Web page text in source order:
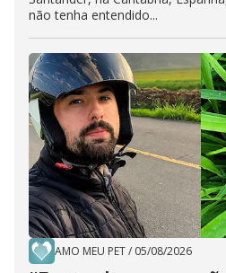
não tenha entendido...
AMO MEU PET/ 05/08/2026